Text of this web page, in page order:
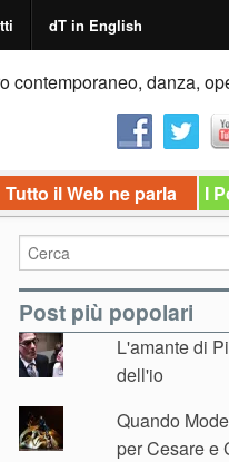
dT in English
contemporaneo, danza,
Tutto il Web ne parla I
Post più popolari
L'amante di
dell'io
Quando
per Cesare e